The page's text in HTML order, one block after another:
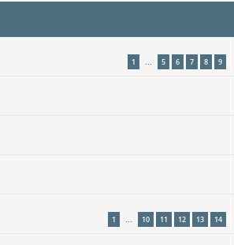
1 … 5 6 7 8 9
1 … 10 11 12 13 14